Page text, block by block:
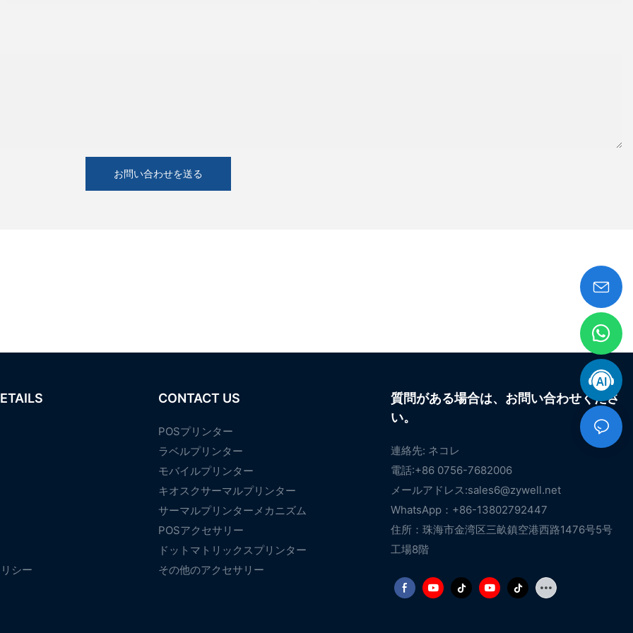
お問い合わせを送る
シー
CONTACT US
POSプリンター
ラベルプリンター
モバイルプリンター
キオスクサーマルプリンター
サーマルプリンターメカニズム
POSアクセサリー
ドットマトリックスプリンター
その他のアクセサリー
質問がある場合は、お問い合わせくださ
い。
連絡先: ネコレ
電話:+86 0756-7682006
メールアドレス:sales6@zywell.net
WhatsApp：+86-13802792447
住所：珠海市金湾区三畝鎮空港西路1476号5号
工場8階